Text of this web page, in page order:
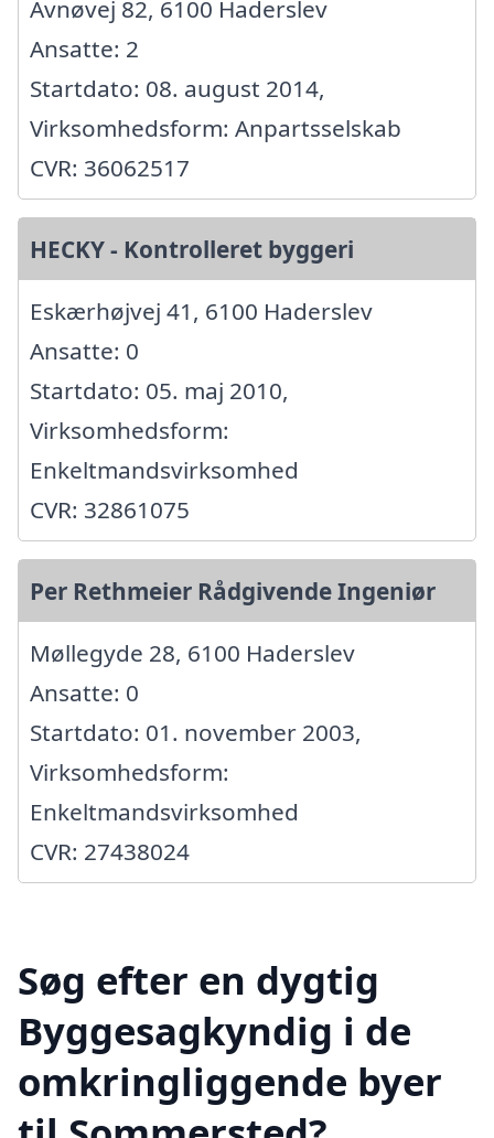
Avnøvej 82, 6100 Haderslev
Ansatte: 2
Startdato: 08. august 2014,
Virksomhedsform: Anpartsselskab
CVR: 36062517
HECKY - Kontrolleret byggeri
Eskærhøjvej 41, 6100 Haderslev
Ansatte: 0
Startdato: 05. maj 2010,
Virksomhedsform:
Enkeltmandsvirksomhed
CVR: 32861075
Per Rethmeier Rådgivende Ingeniør
Møllegyde 28, 6100 Haderslev
Ansatte: 0
Startdato: 01. november 2003,
Virksomhedsform:
Enkeltmandsvirksomhed
CVR: 27438024
Søg efter en dygtig
Byggesagkyndig i de
omkringliggende byer